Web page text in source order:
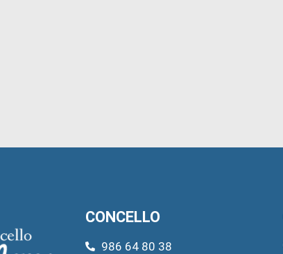
CONCELLO
986 64 80 38